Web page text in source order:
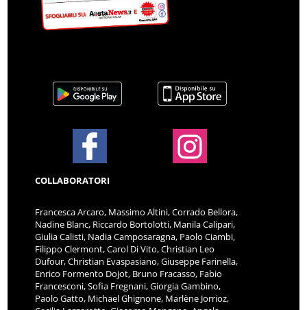
COLLABORATORI
Francesca Arcaro, Massimo Altini, Corrado Bellora,
Nadine Blanc, Riccardo Bortolotti, Manila Calipari,
Giulia Calisti, Nadia Camposaragna, Paolo Ciambi,
Filippo Clermont, Carol Di Vito, Christian Leo
Dufour, Christian Evaspasiano, Giuseppe Farinella,
Enrico Formento Dojot, Bruno Fracasso, Fabio
Francesconi, Sofia Fregnani, Giorgia Gambino,
Paolo Gatto, Michael Ghignone, Marlène Jorrioz,